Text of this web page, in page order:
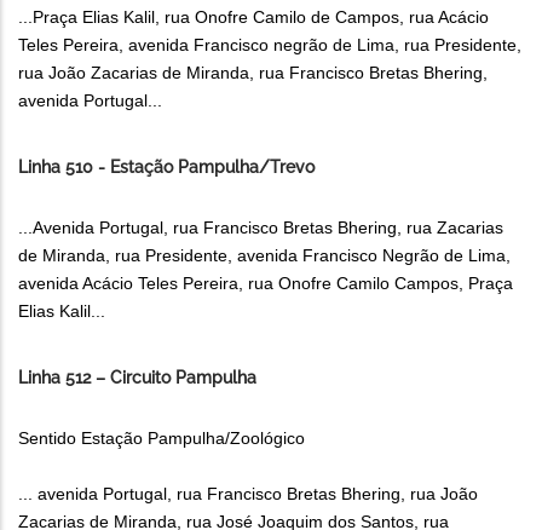
...Praça Elias Kalil, rua Onofre Camilo de Campos, rua Acácio
Teles Pereira, avenida Francisco negrão de Lima, rua Presidente,
rua João Zacarias de Miranda, rua Francisco Bretas Bhering,
avenida Portugal...
Linha 510 - Estação Pampulha/Trevo
...Avenida Portugal, rua Francisco Bretas Bhering, rua Zacarias
de Miranda, rua Presidente, avenida Francisco Negrão de Lima,
avenida Acácio Teles Pereira, rua Onofre Camilo Campos, Praça
Elias Kalil...
Linha 512 – Circuito Pampulha
Sentido Estação Pampulha/Zoológico
... avenida Portugal, rua Francisco Bretas Bhering, rua João
Zacarias de Miranda, rua José Joaquim dos Santos, rua